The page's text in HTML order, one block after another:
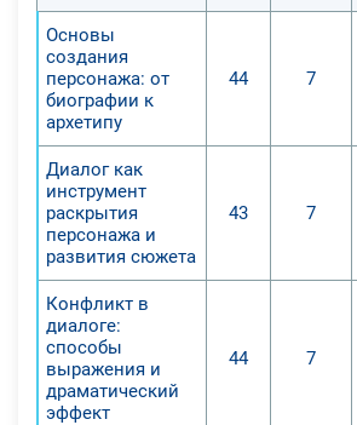
Основы
создания
персонажа: от
биографии к
архетипу
44 7
Диалог как
инструмент
раскрытия
персонажа и
развития сюжета
43 7
Конфликт в
диалоге:
способы
выражения и
драматический
эффект
44 7